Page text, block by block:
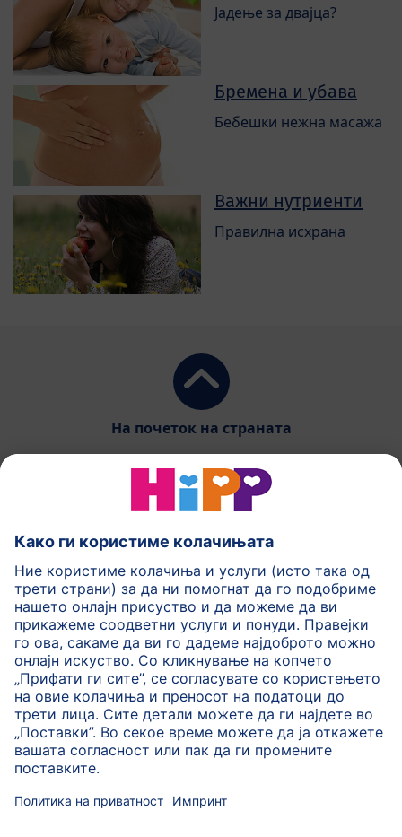
Јадење за двајца?
Бремена и убава
Бебешки нежна масажа
Важни нутриенти
Правилна исхрана
На почеток на страната
HiPP Млечни формули
HiPP Храна за бебиња
HiPP за деца
HiPP Нега за кожа
HiPP Бременост
Политика на приватност
Услови на користење
Импринт
Повеќе за HiPP Контакт